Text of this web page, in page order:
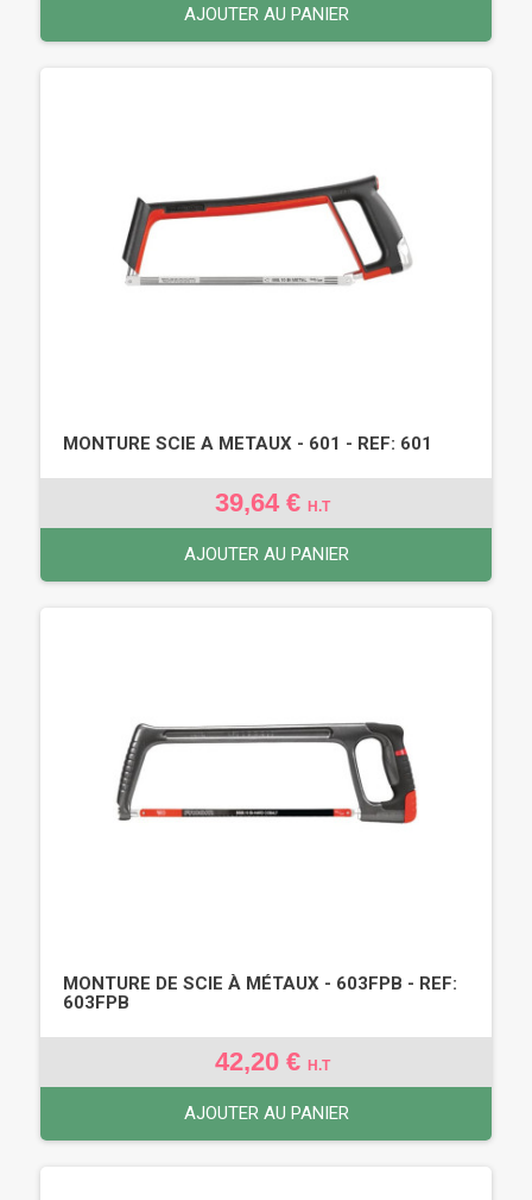
AJOUTER AU PANIER
MONTURE SCIE A METAUX - 601 - REF: 601
39,64 € H.T
AJOUTER AU PANIER
MONTURE DE SCIE À MÉTAUX - 603FPB - REF:
603FPB
42,20 € H.T
AJOUTER AU PANIER